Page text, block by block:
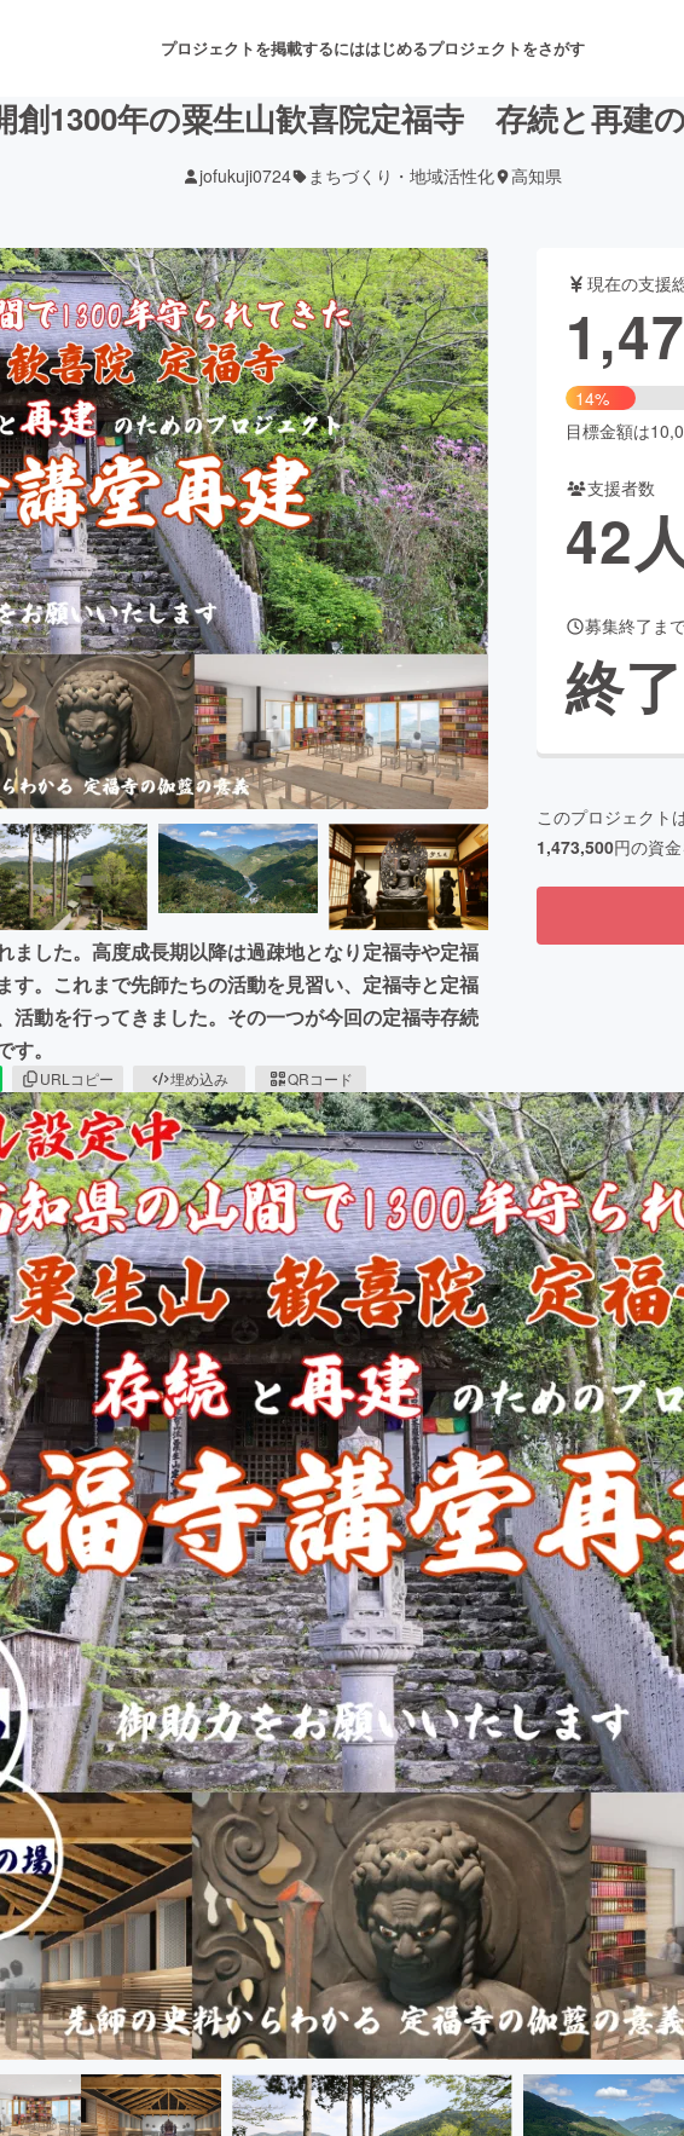
プロジェクトを掲載するにははじめるプロジェクトをさがす
音楽 舞台・パフォーマンス
ゲーム・サービス開発 フード・飲食店
書籍・雑誌出版 アニメ・漫画
チャレンジ ビューティー・ヘルスケア
CAMPFIRE for Social GoodCAMPFIRE Creation
CAMPFIREふるさと納税
machi-ya
1300年の粟生山歓喜院定福寺 存続と再建
jofukuji0724 まちづくり・地域活性化 高知県
ました。高度成長期以降は過疎地となり定福寺や定福
す。これまで先師たちの活動を見習い、定福寺と定福
活動を行ってきました。その一つが今回の定福寺存続
。
URLコピー 埋め込み QRコード
現在の支援
14%
目標金額は
支援者数
42
募集終了ま
終了
このプロジェクトは
1,473,500円の資金